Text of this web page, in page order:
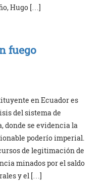
Hugo […]
fuego
en Ecuador es
del sistema de
donde se evidencia la
poderío imperial.
de legitimación de
minados por el saldo
y el […]